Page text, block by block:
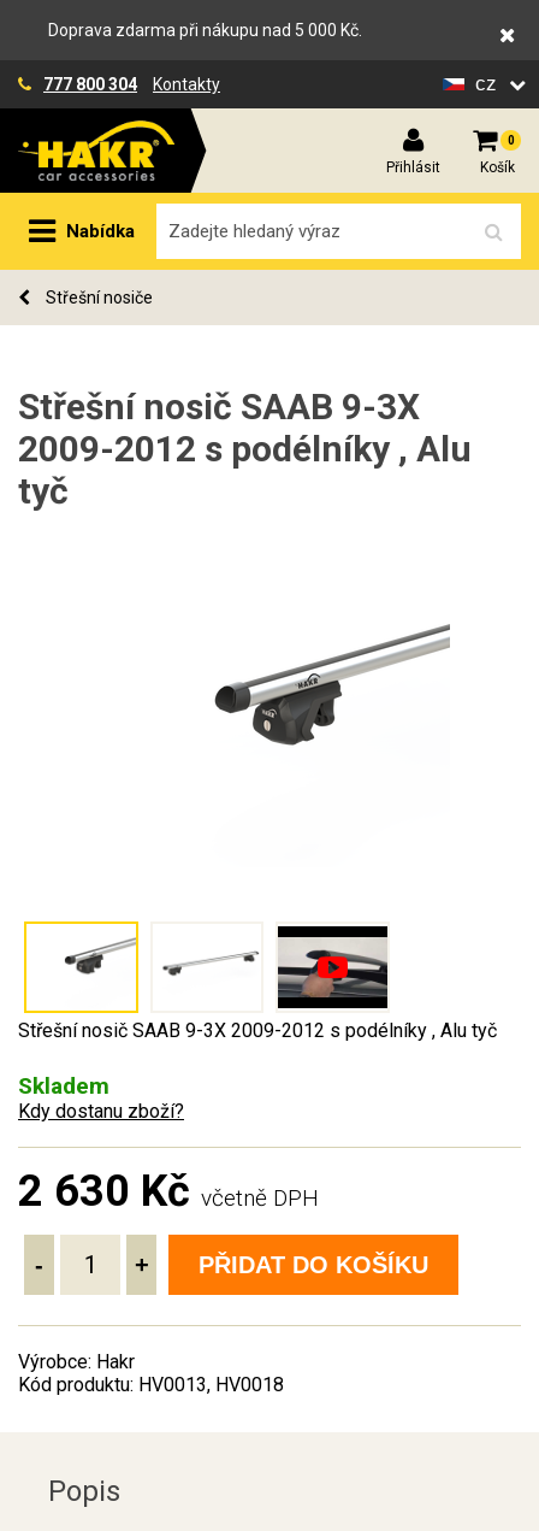
Doprava zdarma při nákupu nad 5 000 Kč.
777 800 304 Kontakty cz
Přihlásit
0
Košík
Nabídka
Střešní nosiče
Střešní nosič SAAB 9-3X
2009-2012 s podélníky , Alu
tyč
Střešní nosič SAAB 9-3X 2009-2012 s podélníky , Alu tyč
Skladem
Kdy dostanu zboží?
2 630 Kč včetně DPH
- + PŘIDAT DO KOŠÍKU
Výrobce: Hakr
Kód produktu: HV0013, HV0018
Popis